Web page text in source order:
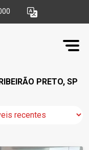
PRETO, SP